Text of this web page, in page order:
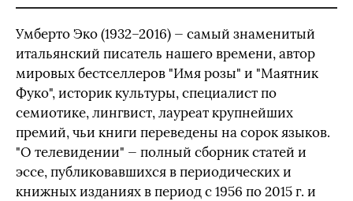
Умберто Эко (1932–2016) — самый знаменитый
итальянский писатель нашего времени, автор
мировых бестселлеров "Имя розы" и "Маятник
Фуко", историк культуры, специалист по
семиотике, лингвист, лауреат крупнейших
премий, чьи книги переведены на сорок языков.
"О телевидении" — полный сборник статей и
эссе, публиковавшихся в периодических и
книжных изданиях в период с 1956 по 2015 г. и